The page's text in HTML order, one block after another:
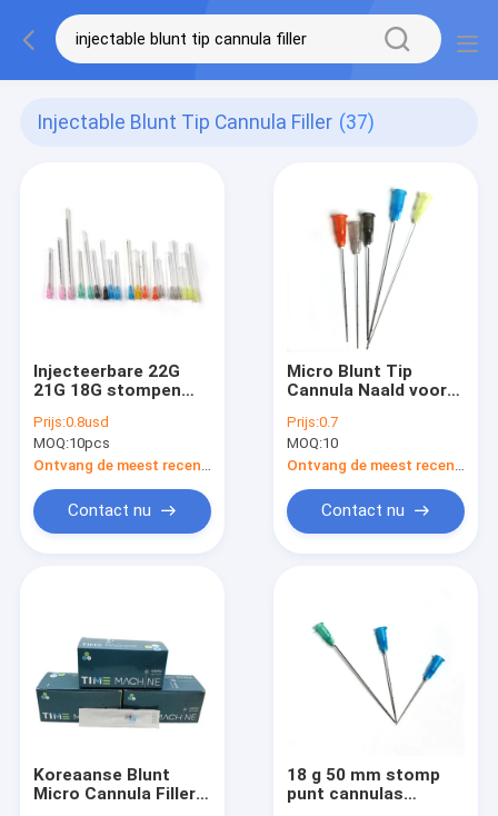
Injectable Blunt Tip Cannula Filler (37)
Injecteerbare 22G
21G 18G stompen
Vuller 0.05kg af
Prijs:0.8usd
MOQ:10pcs
Contact nu
Micro Blunt Tip
Cannula Naald voor
injectie Blunt Tip
Cannula Naalden
Prijs:0.7
MOQ:10
Contact nu
Koreaanse Blunt
Micro Cannula Filler
18 g 50 mm stomp
punt cannulas